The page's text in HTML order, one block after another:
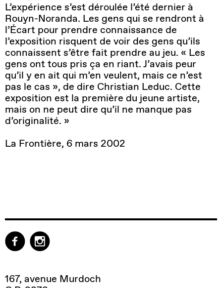
L’expérience s’est déroulée l’été dernier à
Rouyn-Noranda. Les gens qui se rendront à
l’Écart pour prendre connaissance de
l’exposition risquent de voir des gens qu’ils
connaissent s’être fait prendre au jeu. « Les
gens ont tous pris ça en riant. J’avais peur
qu’il y en ait qui m’en veulent, mais ce n’est
pas le cas », de dire Christian Leduc. Cette
exposition est la première du jeune artiste,
mais on ne peut dire qu’il ne manque pas
d’originalité. »
La Frontière, 6 mars 2002
167, avenue Murdoch